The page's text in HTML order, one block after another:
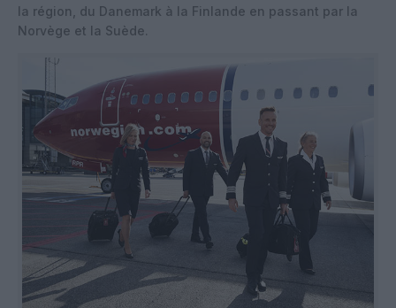
la région, du Danemark à la Finlande en passant par la
Norvège et la Suède.